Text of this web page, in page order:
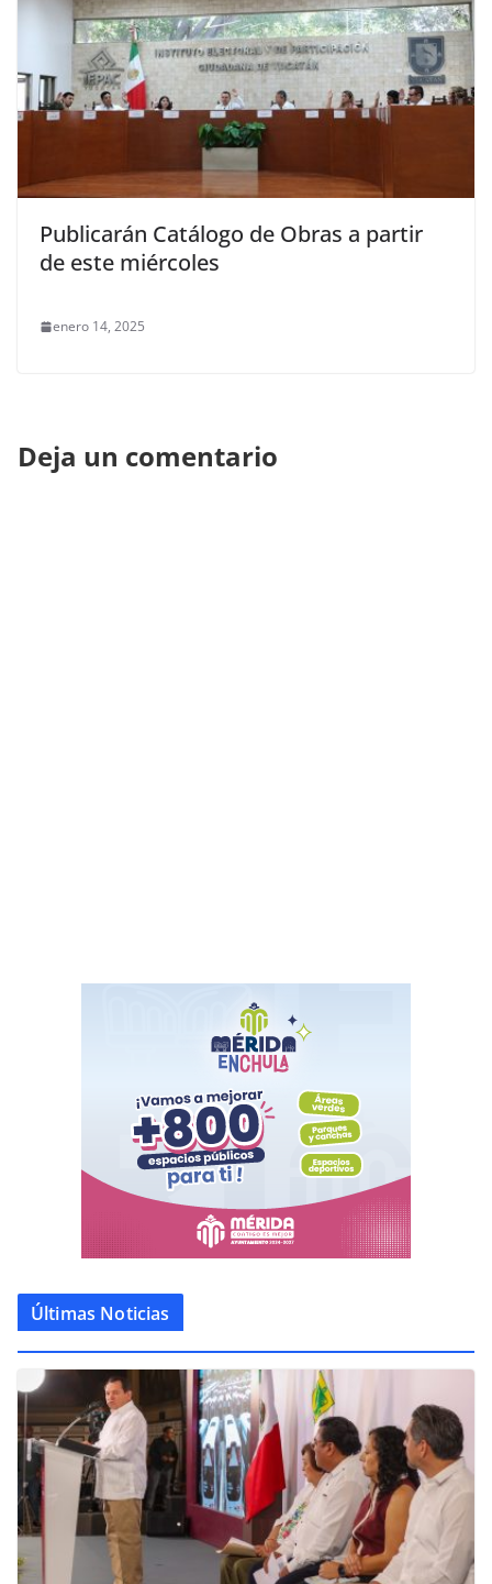
Publicarán Catálogo de Obras a partir
de este miércoles
enero 14, 2025
Deja un comentario
Últimas Noticias